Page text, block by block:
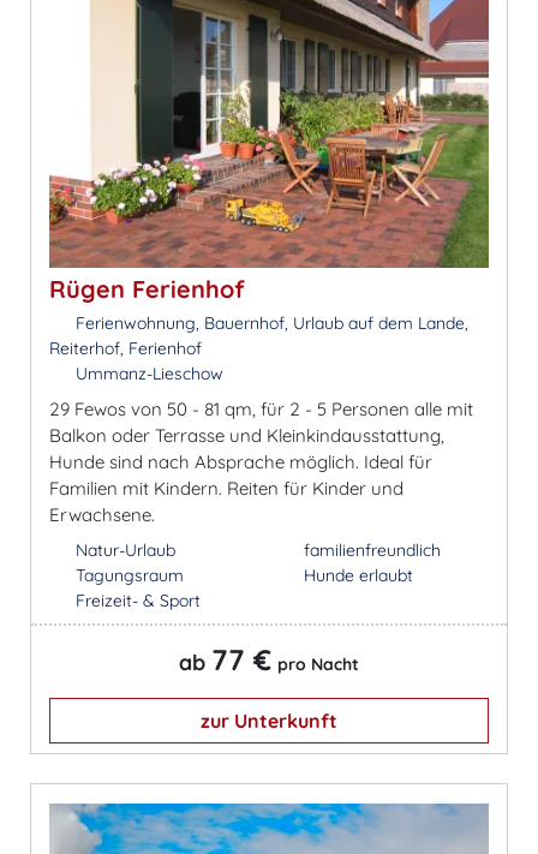
Rügen Ferienhof
Ferienwohnung, Bauernhof, Urlaub auf dem Lande,
Reiterhof, Ferienhof
Ummanz-Lieschow
29 Fewos von 50 - 81 qm, für 2 - 5 Personen alle mit
Balkon oder Terrasse und Kleinkindausstattung,
Hunde sind nach Absprache möglich. Ideal für
Familien mit Kindern. Reiten für Kinder und
Erwachsene.
Natur-Urlaub
Tagungsraum
Freizeit- & Sport
familienfreundlich
Hunde erlaubt
ab 77 € pro Nacht
zur Unterkunft